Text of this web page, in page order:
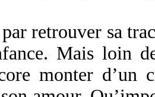
retrouver sa
Mais loin
monter